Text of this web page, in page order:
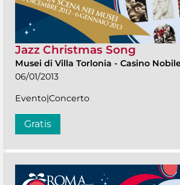
Jazz Christmas Song
Musei di Villa Torlonia - Casino
06/01/2013
Evento|Concerto
Gratis